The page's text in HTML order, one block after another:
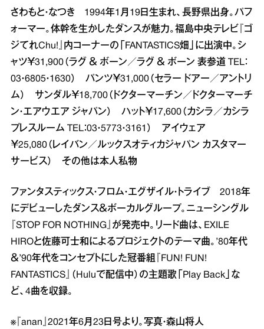
さわもと・なつき 1994年1月19日生まれ、長野県出身。パフ
ォーマー。体幹を生かしたダンスが魅力。福島中央テレビ『ゴ
ジてれChu!』内コーナーの「FANTASTICS畑」に出演中。シ
ャツ￥31,900（ラグ ＆ ボーン／ラグ ＆ ボーン 表参道 TEL：
03・6805・1630） パンツ￥31,000（セラー ドアー／アントリ
ム） サンダル￥18,700（ドクターマーチン／ドクターマーチ
ン・エアウエア ジャパン） ハット￥17,600（カシラ／カシラ
プレスルーム TEL：03・5773・3161） アイウェア
￥25,080（レイバン／ルックスオティカジャパン カスタマー
サービス） その他は本人私物
ファンタスティックス・フロム・エグザイル・トライブ 2018年
にデビューしたダンス＆ボーカルグループ。ニューシングル
『STOP FOR NOTHING』が発売中。リード曲は、EXILE
HIROと佐藤可士和によるプロジェクトのテーマ曲。’80年代
＆’90年代をコンセプトにした冠番組『FUN! FUN!
FANTASTICS』（Huluで配信中）の主題歌「Play Back」な
ど、4曲を収録。
※『anan』2021年6月23日号より。写真・森山将人